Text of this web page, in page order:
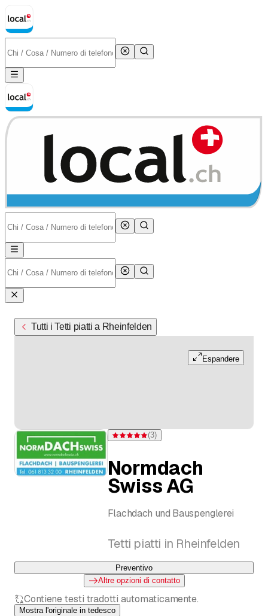
Tutti i Tetti piatti a Rheinfelden
Espandere
Valutazione 5 di 5 stelle su 3 valutazioni
(3)
Normdach
Swiss AG
Flachdach und Bauspenglerei
Tetti piatti in Rheinfelden
Preventivo
Altre opzioni di contatto
Contiene testi tradotti automaticamente.
Mostra l'originale in tedesco